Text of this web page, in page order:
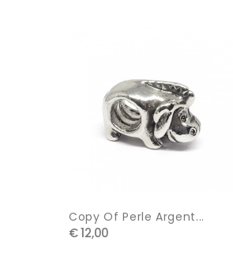
Copy Of Perle Argent...
€ 12,00